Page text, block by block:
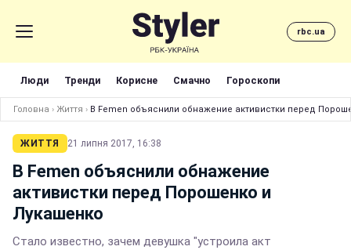
rbc.ua
Люди Тренди Корисне Смачно Гороскопи
Головна › Життя › В Femen объяснили обнажение активистки перед
ЖИТТЯ 21 липня 2017, 16:38
В Femen объяснили обнажение
активистки перед Порошенко и
Лукашенко
Стало известно, зачем девушка "устроила акт